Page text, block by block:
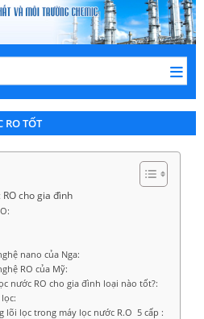
RO TỐT
cho gia đình
nano của Nga:
RO của Mỹ:
nước RO cho gia đình loại nào tốt?:
lõi lọc trong máy lọc nước R.O 5 cấp :